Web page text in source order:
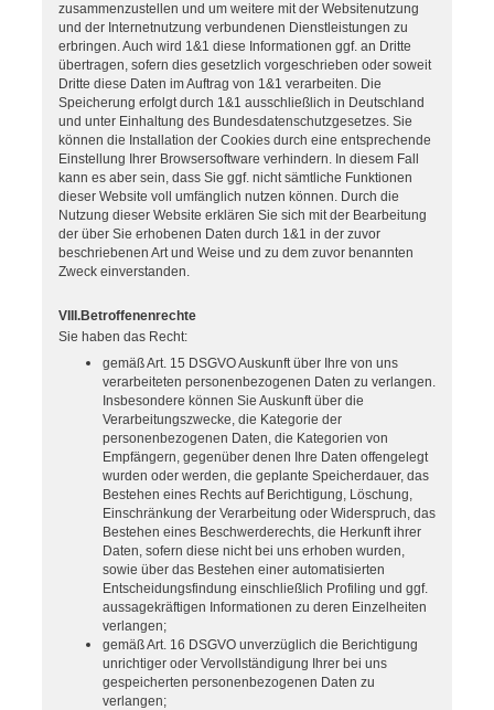
zusammenzustellen und um weitere mit der Websitenutzung
und der Internetnutzung verbundenen Dienstleistungen zu
erbringen. Auch wird 1&1 diese Informationen ggf. an Dritte
übertragen, sofern dies gesetzlich vorgeschrieben oder soweit
Dritte diese Daten im Auftrag von 1&1 verarbeiten. Die
Speicherung erfolgt durch 1&1 ausschließlich in Deutschland
und unter Einhaltung des Bundesdatenschutzgesetzes. Sie
können die Installation der Cookies durch eine entsprechende
Einstellung Ihrer Browsersoftware verhindern. In diesem Fall
kann es aber sein, dass Sie ggf. nicht sämtliche Funktionen
dieser Website voll umfänglich nutzen können. Durch die
Nutzung dieser Website erklären Sie sich mit der Bearbeitung
der über Sie erhobenen Daten durch 1&1 in der zuvor
beschriebenen Art und Weise und zu dem zuvor benannten
Zweck einverstanden.
VIII.Betroffenenrechte
Sie haben das Recht:
gemäß Art. 15 DSGVO Auskunft über Ihre von uns
verarbeiteten personenbezogenen Daten zu verlangen.
Insbesondere können Sie Auskunft über die
Verarbeitungszwecke, die Kategorie der
personenbezogenen Daten, die Kategorien von
Empfängern, gegenüber denen Ihre Daten offengelegt
wurden oder werden, die geplante Speicherdauer, das
Bestehen eines Rechts auf Berichtigung, Löschung,
Einschränkung der Verarbeitung oder Widerspruch, das
Bestehen eines Beschwerderechts, die Herkunft ihrer
Daten, sofern diese nicht bei uns erhoben wurden,
sowie über das Bestehen einer automatisierten
Entscheidungsfindung einschließlich Profiling und ggf.
aussagekräftigen Informationen zu deren Einzelheiten
verlangen;
gemäß Art. 16 DSGVO unverzüglich die Berichtigung
unrichtiger oder Vervollständigung Ihrer bei uns
gespeicherten personenbezogenen Daten zu
verlangen;